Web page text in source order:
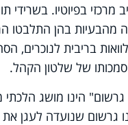
מרכזי בפיוטיו. בשרידי
מהבעיות בהן התלבטו
בריבית לנוכרים,
של שלטון הקהל.
הינו מושג
גרשום שנועדה לעגן את